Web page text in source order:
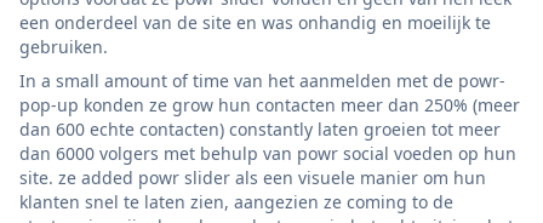
een onderdeel van de site en was onhandig en moeilijk te
gebruiken.
In a small amount of time van het aanmelden met de powr-
pop-up konden ze grow hun contacten meer dan 250% (meer
dan 600 echte contacten) constantly laten groeien tot meer
dan 6000 volgers met behulp van powr social voeden op hun
site. ze added powr slider als een visuele manier om hun
klanten snel te laten zien, aangezien ze coming to de